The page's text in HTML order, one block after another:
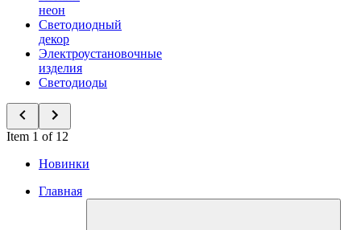
неон
Светодиодный
декор
Электроустановочные
изделия
Светодиоды
Item 1 of 12
Новинки
Главная